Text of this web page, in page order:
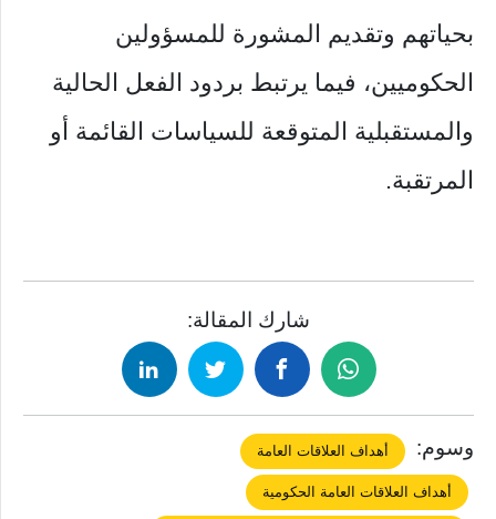
بحياتهم وتقديم المشورة للمسؤولين
الحكوميين، فيما يرتبط بردود الفعل الحالية
والمستقبلية المتوقعة للسياسات القائمة أو
المرتقبة.
شارك المقالة:
وسوم: أهداف العلاقات العامة
أهداف العلاقات العامة الحكومية